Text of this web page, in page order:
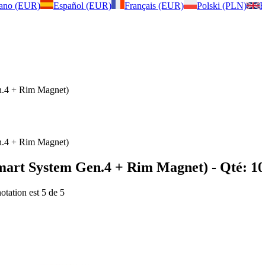
(EUR) Español (EUR) Français (EUR) Polski (PLN)
+ Rim Magnet)
+ Rim Magnet)
System Gen.4 + Rim Magnet) - Qté:
est 5 de 5